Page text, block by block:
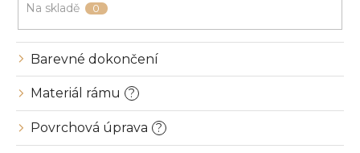
Na skladě 0
Barevné dokončení
Materiál rámu ?
Povrchová úprava ?